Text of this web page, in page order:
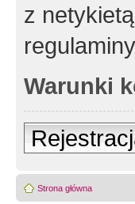
z
Warunki
Strona główna